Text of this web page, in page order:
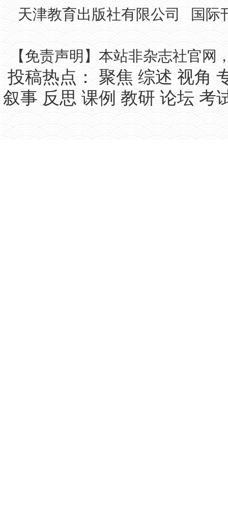
天津教育出版社有限公司 国际
【免责声明】本站非杂志社官
投稿热点：聚焦 综述 视角
叙事 反思 课例 教研 论坛 考